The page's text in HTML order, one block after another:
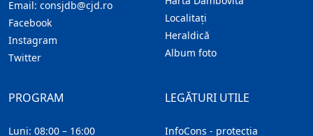
Email: consjdb@cjd.ro
Facebook
Instagram
Twitter
Localitaţi
Heraldică
Album foto
LEGĂTURI UTILE
InfoCons - protecția
PROGRAM
Luni: 08:00 – 16:00